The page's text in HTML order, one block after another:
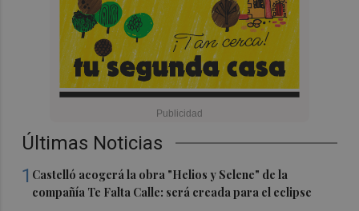
Últimas Noticias
1 Castelló acogerá la obra "Helios y Selene" de la
compañía Te Falta Calle: será creada para el eclipse